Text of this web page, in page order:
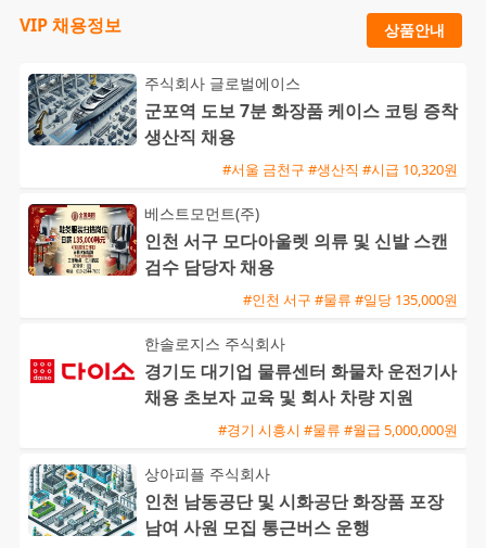
VIP 채용정보 상품안내
주식회사 글로벌에이스
군포역 도보 7분 화장품 케이스 코팅 증착
생산직 채용
#서울 금천구 #생산직 #시급 10,320원
베스트모먼트(주)
인천 서구 모다아울렛 의류 및 신발 스캔
검수 담당자 채용
#인천 서구 #물류 #일당 135,000원
한솔로지스 주식회사
경기도 대기업 물류센터 화물차 운전기사
채용 초보자 교육 및 회사 차량 지원
#경기 시흥시 #물류 #월급 5,000,000원
상아피플 주식회사
인천 남동공단 및 시화공단 화장품 포장
남여 사원 모집 통근버스 운행